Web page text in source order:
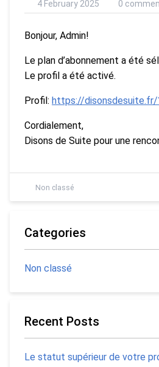
4 February 2025 0
Bonjour, Admin!
Le plan d’abonnement a été
Le profil a été activé.
Profil: https://disonsdesuite.fr/
Cordialement,
Disons de Suite pour une
Non classé
Categories
Non classé
Recent Posts
Le statut supérieur de votre